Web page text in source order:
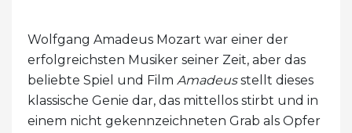
Wolfgang Amadeus Mozart war einer der
erfolgreichsten Musiker seiner Zeit, aber das
beliebte Spiel und Film Amadeusstellt dieses
klassische Genie dar, das mittellos stirbt und in
einem nicht gekennzeichneten Grab als Opfer